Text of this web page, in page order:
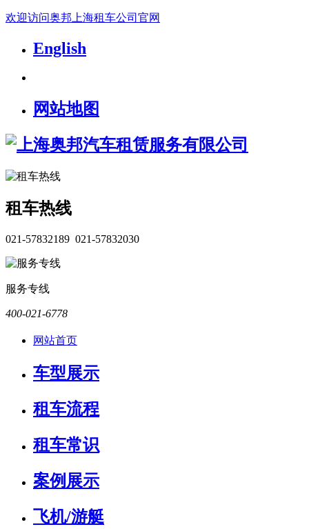
欢迎访问奥邦上海租车公司官网
English
网站地图
租车热线
021-57832189 021-57832030
服务专线
400-021-6778
网站首页
车型展示
租车流程
租车常识
案例展示
飞机/游艇